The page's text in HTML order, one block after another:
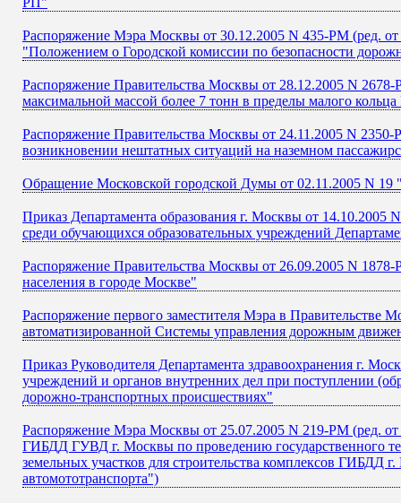
Распоряжение Мэра Москвы от 30.12.2005 N 435-РМ (ред.
"Положением о Городской комиссии по безопасности
Распоряжение Правительства Москвы от 28.12.2005 N
максимальной массой более 7 тонн в пределы малого
Распоряжение Правительства Москвы от 24.11.2005 N
возникновении нештатных ситуаций на наземном
Обращение Московской городской Думы от 02.11.2005 N
Приказ Департамента образования г. Москвы от
среди обучающихся образовательных учреждений
Распоряжение Правительства Москвы от 26.09.2005 N
населения в городе Москве"
Распоряжение первого заместителя Мэра в
автоматизированной Системы управления дорожным
Приказ Руководителя Департамента здравоохранения г.
учреждений и органов внутренних дел при поступлении
дорожно-транспортных происшествиях"
Распоряжение Мэра Москвы от 25.07.2005 N 219-РМ (ред.
ГИБДД ГУВД г. Москвы по проведению государственного
земельных участков для строительства комплексов ГИБДД
автомототранспорта")